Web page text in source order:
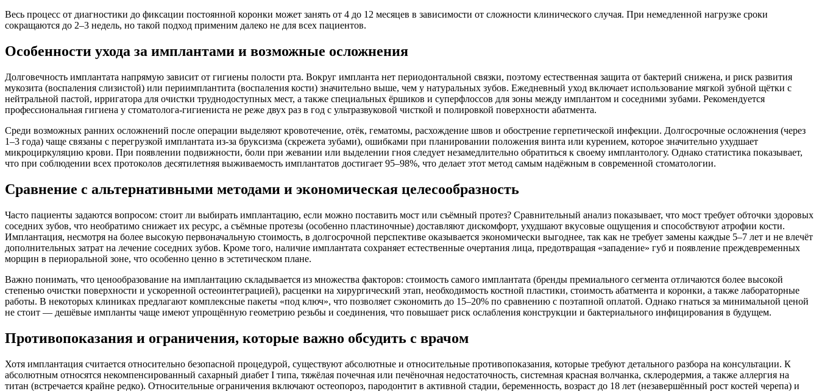
Весь процесс от диагностики до фиксации постоянной коронки может занять от 4 до 12 месяцев в зависимости от сложности клинического случая. При немедленной нагрузке сроки
сокращаются до 2–3 недель, но такой подход применим далеко не для всех пациентов.
Особенности ухода за имплантами и возможные осложнения
Долговечность имплантата напрямую зависит от гигиены полости рта. Вокруг импланта нет периодонтальной связки, поэтому естественная защита от бактерий снижена, и риск развития
мукозита (воспаления слизистой) или периимплантита (воспаления кости) значительно выше, чем у натуральных зубов. Ежедневный уход включает использование мягкой зубной щётки с
нейтральной пастой, ирригатора для очистки труднодоступных мест, а также специальных ёршиков и суперфлоссов для зоны между имплантом и соседними зубами. Рекомендуется
профессиональная гигиена у стоматолога-гигиениста не реже двух раз в год с ультразвуковой чисткой и полировкой поверхности абатмента.
Среди возможных ранних осложнений после операции выделяют кровотечение, отёк, гематомы, расхождение швов и обострение герпетической инфекции. Долгосрочные осложнения (через
1–3 года) чаще связаны с перегрузкой имплантата из-за бруксизма (скрежета зубами), ошибками при планировании положения винта или курением, которое значительно ухудшает
микроциркуляцию крови. При появлении подвижности, боли при жевании или выделении гноя следует незамедлительно обратиться к своему имплантологу. Однако статистика показывает,
что при соблюдении всех протоколов десятилетняя выживаемость имплантатов достигает 95–98%, что делает этот метод самым надёжным в современной стоматологии.
Сравнение с альтернативными методами и экономическая целесообразность
Часто пациенты задаются вопросом: стоит ли выбирать имплантацию, если можно поставить мост или съёмный протез? Сравнительный анализ показывает, что мост требует обточки здоровых
соседних зубов, что необратимо снижает их ресурс, а съёмные протезы (особенно пластиночные) доставляют дискомфорт, ухудшают вкусовые ощущения и способствуют атрофии кости.
Имплантация, несмотря на более высокую первоначальную стоимость, в долгосрочной перспективе оказывается экономически выгоднее, так как не требует замены каждые 5–7 лет и не влечёт
дополнительных затрат на лечение соседних зубов. Кроме того, наличие имплантата сохраняет естественные очертания лица, предотвращая «западение» губ и появление преждевременных
морщин в периоральной зоне, что особенно ценно в эстетическом плане.
Важно понимать, что ценообразование на имплантацию складывается из множества факторов: стоимость самого имплантата (бренды премиального сегмента отличаются более высокой
степенью очистки поверхности и ускоренной остеоинтеграцией), расценки на хирургический этап, необходимость костной пластики, стоимость абатмента и коронки, а также лабораторные
работы. В некоторых клиниках предлагают комплексные пакеты «под ключ», что позволяет сэкономить до 15–20% по сравнению с поэтапной оплатой. Однако гнаться за минимальной ценой
не стоит — дешёвые импланты чаще имеют упрощённую геометрию резьбы и соединения, что повышает риск ослабления конструкции и бактериального инфицирования в будущем.
Противопоказания и ограничения, которые важно обсудить с врачом
Хотя имплантация считается относительно безопасной процедурой, существуют абсолютные и относительные противопоказания, которые требуют детального разбора на консультации. К
абсолютным относятся некомпенсированный сахарный диабет I типа, тяжёлая почечная или печёночная недостаточность, системная красная волчанка, склеродермия, а также аллергия на
титан (встречается крайне редко). Относительные ограничения включают остеопороз, пародонтит в активной стадии, беременность, возраст до 18 лет (незавершённый рост костей черепа) и